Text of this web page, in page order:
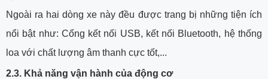
Ngoài ra hai dòng xe này đều được trang bị những tiện ích
nổi bật như: Cổng kết nối USB, kết nối Bluetooth, hệ thống
loa với chất lượng âm thanh cực tốt,...
2.3. Khả năng vận hành của động cơ